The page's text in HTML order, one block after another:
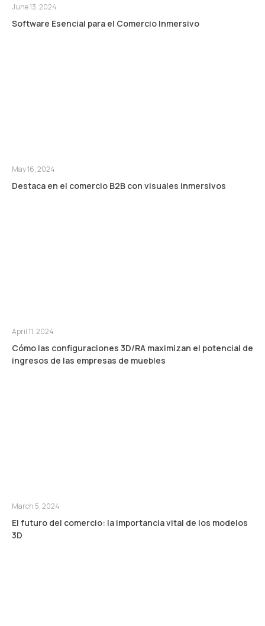
June 13, 2024
Software Esencial para el Comercio Inmersivo
May 16, 2024
Destaca en el comercio B2B con visuales inmersivos
April 11, 2024
Cómo las configuraciones 3D/RA maximizan el potencial de
ingresos de las empresas de muebles
March 5, 2024
El futuro del comercio: la importancia vital de los modelos
3D